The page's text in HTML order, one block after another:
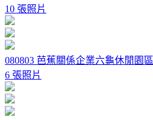
10 張照片
080803 芭蕉關係企業六龜休閒園區
6 張照片